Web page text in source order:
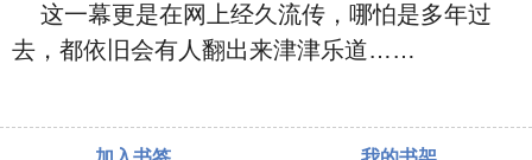
这一幕更是在网上经久流传，哪怕是多年过
去，都依旧会有人翻出来津津乐道……